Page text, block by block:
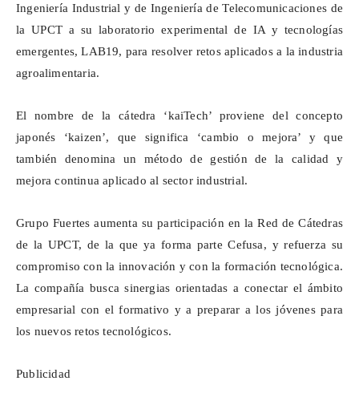
Ingeniería Industrial y de Ingeniería de Telecomunicaciones de
la UPCT a su laboratorio experimental de IA y tecnologías
emergentes, LAB19, para resolver retos aplicados a la industria
agroalimentaria.
El nombre de la cátedra ‘kaiTech’ proviene del concepto
japonés ‘kaizen’, que significa ‘cambio o mejora’ y que
también denomina un método de gestión de la calidad y
mejoracontinua aplicado al sector industrial.
Grupo Fuertes aumenta su participación en la Red de Cátedras
de la UPCT, de la que ya forma parteCefusa, y refuerza su
compromiso con la innovación y con la formación tecnológica.
La compañía busca sinergias orientadas a conectar el ámbito
empresarial con el formativo y a preparar a los jóvenes para
los nuevos retos tecnológicos.
Publicidad